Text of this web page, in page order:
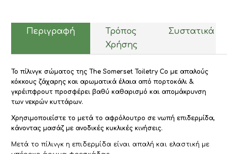
Περιγραφή
Τρόπος
Χρήσης
Συστατικά
Το πίλινγκ σώματος της The Somerset Toiletry Co με απαλούς
κόκκους ζάχαρης και αρωματικά έλαια από πορτοκάλι &
γκρέιπφρουτ προσφέρει βαθύ καθαρισμό και απομάκρυνση
των νεκρών κυττάρων.
Χρησιμοποιείστε το μετά το αφρόλουτρο σε νωπή επιδερμίδα,
κάνοντας μασάζ με ανοδικές κυκλικές κινήσεις.
Μετά το πίλινγκ η επιδερμίδα είναι απαλή και ελαστική με